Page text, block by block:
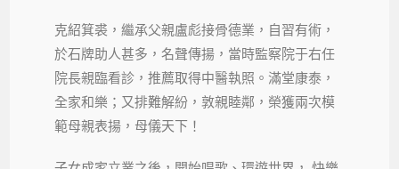
克紹箕裘，繼承父親盧彪接骨德業，自習有術，
於石牌助人甚多，名聲傳揚，當時監察院于右任
院長親臨看診，推薦取得中醫執照。滿堂康泰，
全家和樂；又排難解紛，敦親睦鄰，榮獲兩次模
範母親表揚，母儀天下！